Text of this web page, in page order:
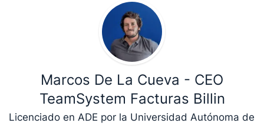
Marcos De La Cueva - CEO
TeamSystem Facturas Billin
Licenciado en ADE por la Universidad Autónoma de